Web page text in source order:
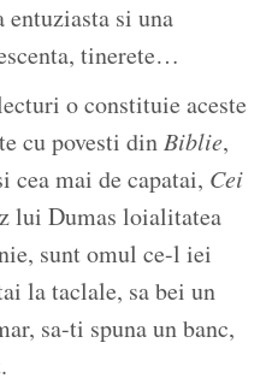
si una
tinerete…
o constituie aceste
cu povesti dinBiblie,
cea mai de capatai, Cei
lui Dumas loialitatea
sunt omul ce-l iei
la taclale, sa bei un
sa-ti spuna un banc,